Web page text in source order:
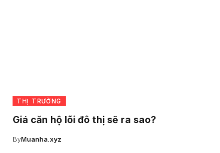
THỊ TRƯỜNG
Giá căn hộ lõi đô thị sẽ ra sao?
ByMuanha.xyz